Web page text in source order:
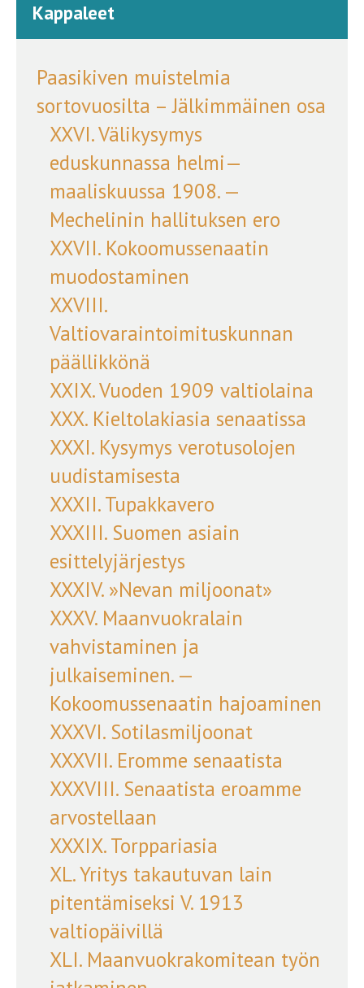
Kappaleet
Paasikiven muistelmia
sortovuosilta – Jälkimmäinen osa
XXVI. Välikysymys
eduskunnassa helmi—
maaliskuussa 1908. —
Mechelinin hallituksen ero
XXVII. Kokoomussenaatin
muodostaminen
XXVIII.
Valtiovaraintoimituskunnan
päällikkönä
XXIX. Vuoden 1909 valtiolaina
XXX. Kieltolakiasia senaatissa
XXXI. Kysymys verotusolojen
uudistamisesta
XXXII. Tupakkavero
XXXIII. Suomen asiain
esittelyjärjestys
XXXIV. »Nevan miljoonat»
XXXV. Maanvuokralain
vahvistaminen ja
julkaiseminen. —
Kokoomussenaatin hajoaminen
XXXVI. Sotilasmiljoonat
XXXVII. Eromme senaatista
XXXVIII. Senaatista eroamme
arvostellaan
XXXIX. Torppariasia
XL. Yritys takautuvan lain
pitentämiseksi V. 1913
valtiopäivillä
XLI. Maanvuokrakomitean työn